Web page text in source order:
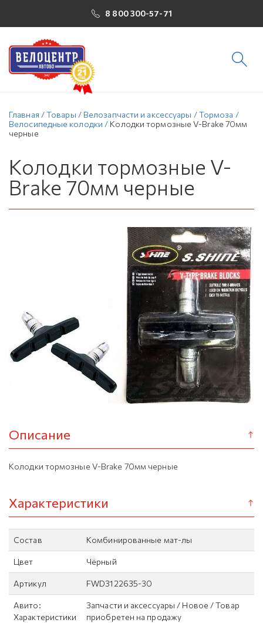
8 800 300-57-71
Главная /Товары / Велозапчасти и аксессуары /Тормоза /
Велосипедные колодки / Колодки тормозные V-Brake 70мм
черные
Колодки тормозные V-
Brake 70мм черные
Описание
Колодки тормозные V-Brake 70мм черные
Характеристики
Состав Комбинированные мат-лы
Цвет Чёрный
Артикул FWD3122635-30
Авито:
Характеристики
Запчасти и аксессуары / Новое / Товар
приобретен на продажу